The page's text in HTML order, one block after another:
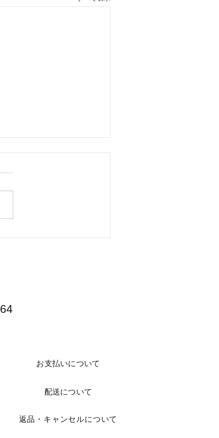
お支払いについて
配送について
​返品・キャンセルについて